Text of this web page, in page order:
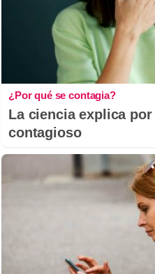
¿Por qué se contagia?
La ciencia explica
contagioso